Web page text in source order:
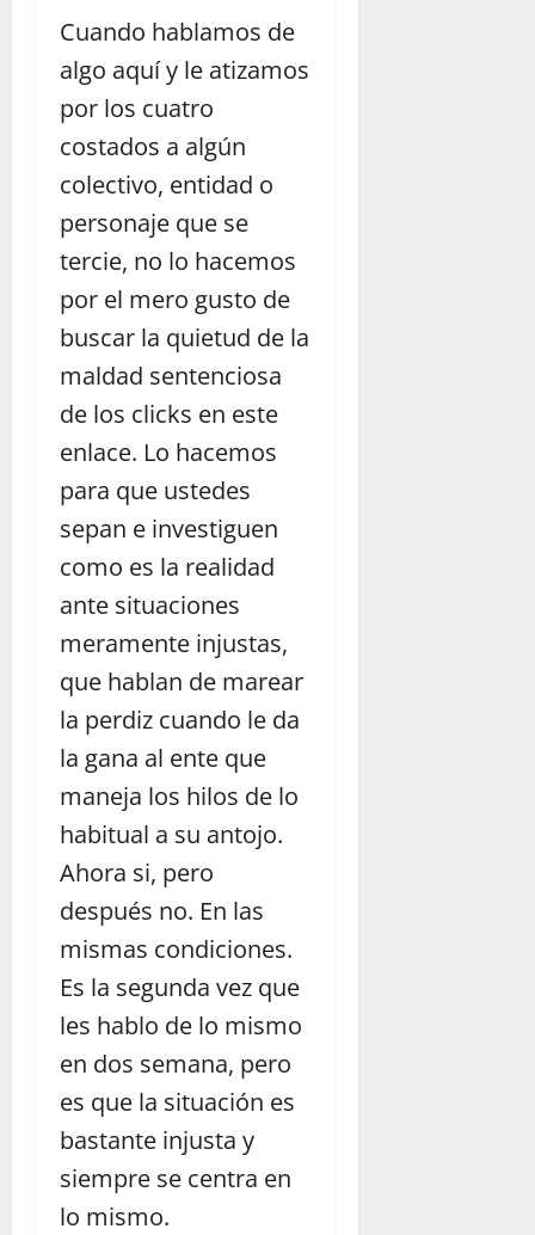
Cuando hablamos de
algo aquí y le atizamos
por los cuatro
costados a algún
colectivo, entidad o
personaje que se
tercie, no lo hacemos
por el mero gusto de
buscar la quietud de la
maldad sentenciosa
de los clicks en este
enlace. Lo hacemos
para que ustedes
sepan e investiguen
como es la realidad
ante situaciones
meramente injustas,
que hablan de marear
la perdiz cuando le da
la gana al ente que
maneja los hilos de lo
habitual a su antojo.
Ahora si, pero
después no. En las
mismas condiciones.
Es la segunda vez que
les hablo de lo mismo
en dos semana, pero
es que la situación es
bastante injusta y
siempre se centra en
lo mismo.